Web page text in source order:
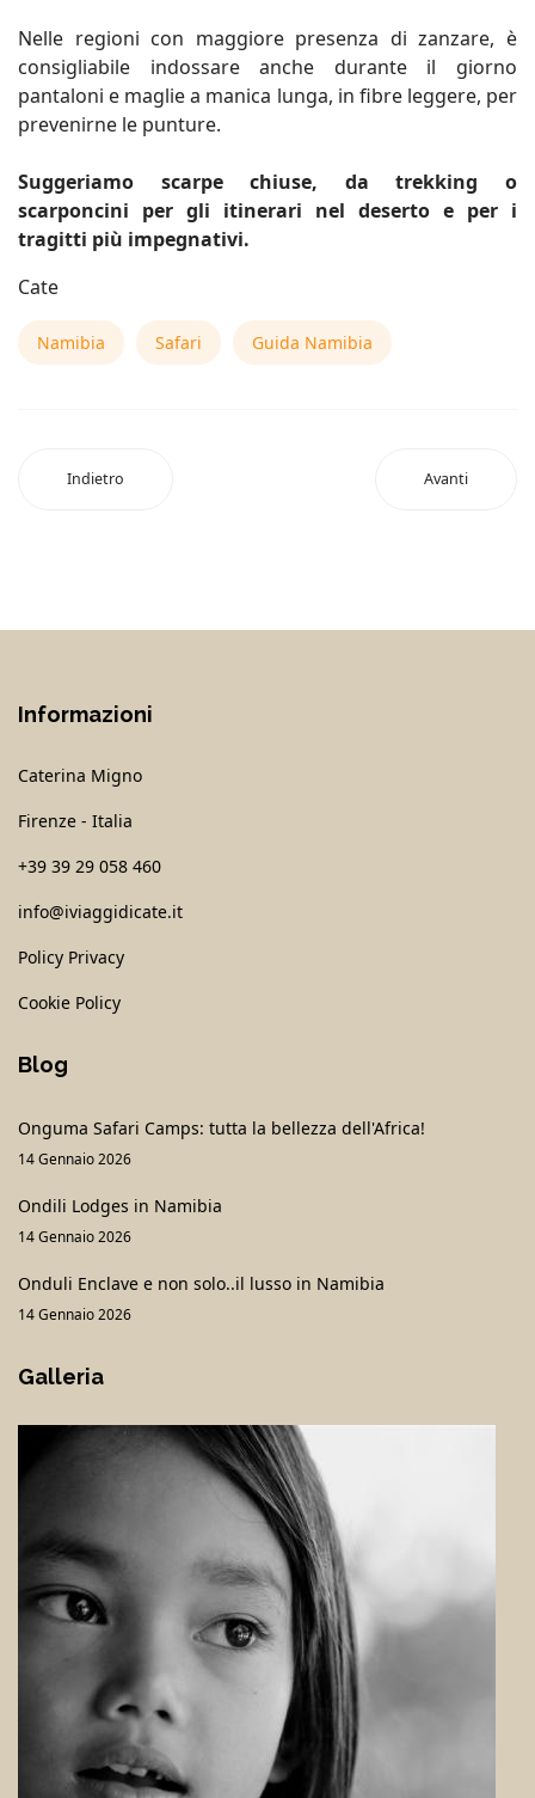
Nelle regioni con maggiore presenza di zanzare, è
consigliabile indossare anche durante il giorno
pantaloni e maglie a manica lunga, in fibre leggere, per
prevenirne le punture.
Suggeriamo scarpe chiuse, da trekking o
scarponcini per gli itinerari nel deserto e per i
tragitti più impegnativi.
Cate
Namibia Safari Guida Namibia
Indietro Avanti
Informazioni
Caterina Migno
Firenze - Italia
+39 39 29 058 460
info@iviaggidicate.it
Policy Privacy
Cookie Policy
Blog
Onguma Safari Camps: tutta la bellezza dell'Africa!
14 Gennaio 2026
Ondili Lodges in Namibia
14 Gennaio 2026
Onduli Enclave e non solo..il lusso in Namibia
14 Gennaio 2026
Galleria